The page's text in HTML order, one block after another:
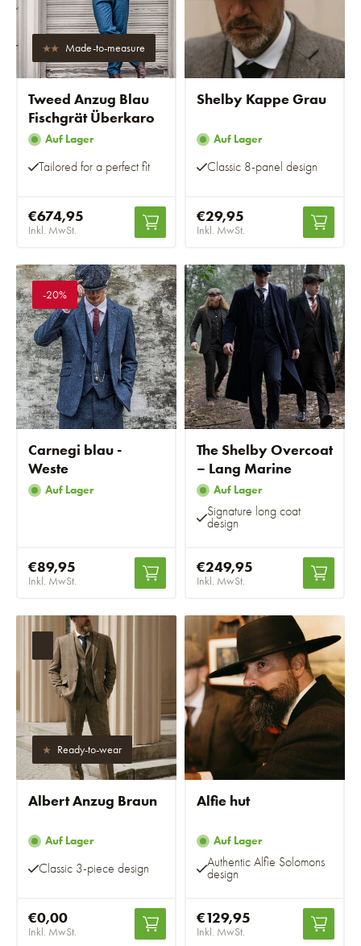
Made-to-measure
Tweed Anzug Blau
Fischgrät Überkaro
Auf Lager
Tailored for a perfect fit
€674,95
Inkl. MwSt.
Shelby Kappe Grau
Auf Lager
Classic 8-panel design
€29,95
Inkl. MwSt.
-20%
Carnegi blau -
Weste
Auf Lager
€89,95
Inkl. MwSt.
The Shelby Overcoat
– Lang Marine
Auf Lager
Signature long coat
design
€249,95
Inkl. MwSt.
Ready-to-wear
Albert Anzug Braun
Auf Lager
Classic 3-piece design
€0,00
Inkl. MwSt.
Alfie hut
Auf Lager
Authentic Alfie Solomons
design
€129,95
Inkl. MwSt.